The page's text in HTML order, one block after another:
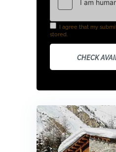
I agree that my
stored.